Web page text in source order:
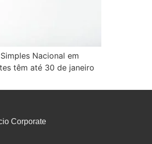
Nacional em
têm até 30 de janeiro
Corporate